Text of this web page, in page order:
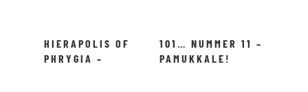
HIERAPOLIS OF
PHRYGIA –
101… NUMMER 11 –
PAMUKKALE!